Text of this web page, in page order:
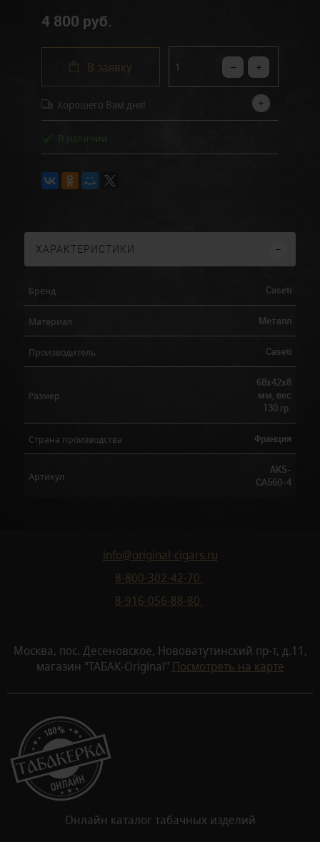
4 800 руб.
В заявку
Хорошего Вам дня!
В наличии
ХАРАКТЕРИСТИКИ
Бренд Caseti
Материал Металл
Производитель Caseti
Размер
68x42x8
мм, вес
130 гр.
Страна производства Франция
Артикул
AKS-
CA560-4
info@original-cigars.ru
8-800-302-42-70
8-916-056-88-80
Москва, пос. Десеновское, Нововатутинский пр-т, д.11,
магазин "ТАБАК-Original" Посмотреть на карте
Онлайн каталог табачных изделий